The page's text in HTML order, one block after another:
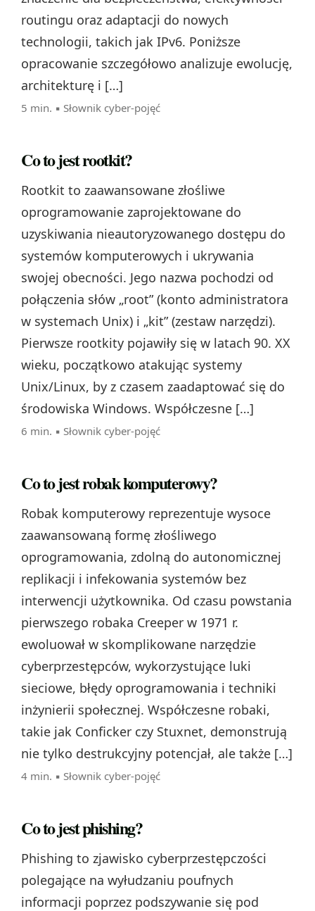
routingu oraz adaptacji do nowych
technologii, takich jak IPv6. Poniższe
opracowanie szczegółowo analizuje ewolucję,
architekturę i […]
5 min. ▪ Słownik cyber-pojęć
Co to jest rootkit?
Rootkit to zaawansowane złośliwe
oprogramowanie zaprojektowane do
uzyskiwania nieautoryzowanego dostępu do
systemów komputerowych i ukrywania
swojej obecności. Jego nazwa pochodzi od
połączenia słów „root” (konto administratora
w systemach Unix) i „kit” (zestaw narzędzi).
Pierwsze rootkity pojawiły się w latach 90. XX
wieku, początkowo atakując systemy
Unix/Linux, by z czasem zaadaptować się do
środowiska Windows. Współczesne […]
6 min. ▪ Słownik cyber-pojęć
Co to jest robak komputerowy?
Robak komputerowy reprezentuje wysoce
zaawansowaną formę złośliwego
oprogramowania, zdolną do autonomicznej
replikacji i infekowania systemów bez
interwencji użytkownika. Od czasu powstania
pierwszego robaka Creeper w 1971 r.
ewoluował w skomplikowane narzędzie
cyberprzestępców, wykorzystujące luki
sieciowe, błędy oprogramowania i techniki
inżynierii społecznej. Współczesne robaki,
takie jak Conficker czy Stuxnet, demonstrują
nie tylko destrukcyjny potencjał, ale także […]
4 min. ▪ Słownik cyber-pojęć
Co to jest phishing?
Phishing to zjawisko cyberprzestępczości
polegające na wyłudzaniu poufnych
informacji poprzez podszywanie się pod